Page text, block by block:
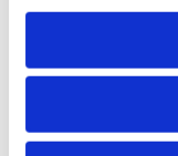
Home
Über uns